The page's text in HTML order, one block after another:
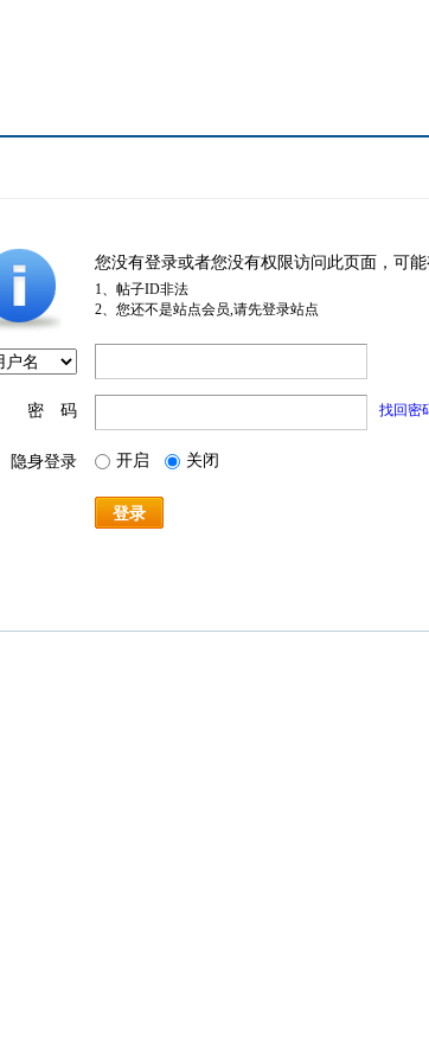
您没有登录或者您没有权限访问此页面，可
1、帖子ID非法
2、您还不是站点会员,请先登录站点
密 码 找回密
隐身登录 开启 关闭
登录